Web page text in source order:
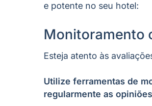
e potente no seu hotel:
Monitoramento
Esteja atento às
Utilize ferramentas de
regularmente as